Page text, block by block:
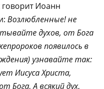
говорит Иоанн
Возлюбленные! не
духов, от Бога
появилось в
узнавайте так:
Иисуса Христа,
Бога. А всякий дух,